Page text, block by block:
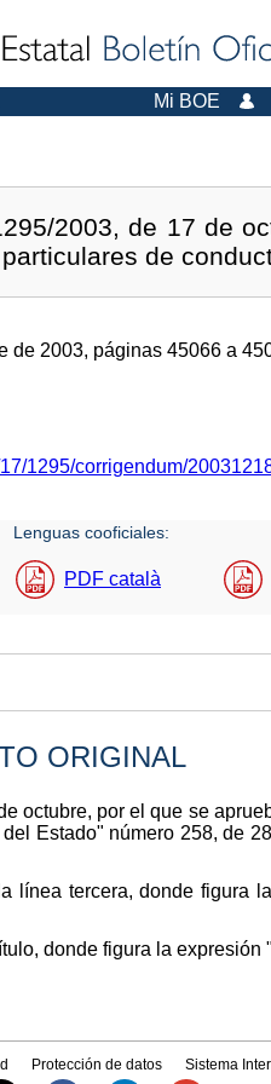
Mi BOE
2003, de 17 de
de
de 2003, páginas 45066 a
1295/corrigendum/
Lenguas cooficiales:
PDF català
ORIGINAL
octubre, por el que se
Estado" número 258, de
línea tercera, donde figura
donde figura la
Protección de datos Sistema